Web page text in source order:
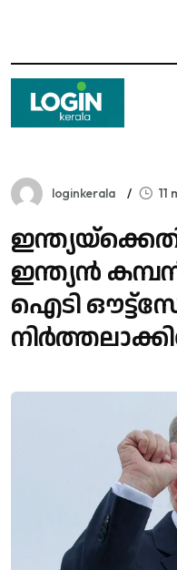
loginkerala 11
ഇന്ത്യൻ
ഐടി